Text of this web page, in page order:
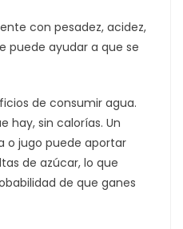
con pesadez, acidez,
puede ayudar a que se
de consumir agua.
hay, sin calorías. Un
o jugo puede aportar
de azúcar, lo que
de que ganes